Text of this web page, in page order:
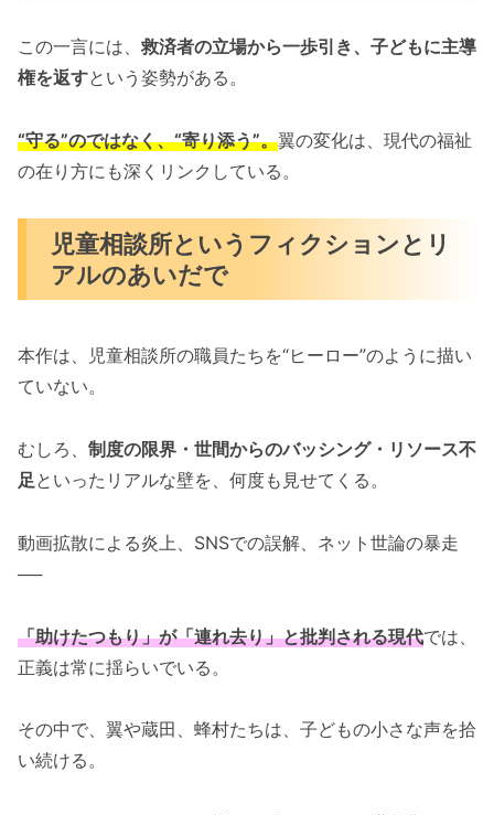
この一言には、救済者の立場から一歩引き、子どもに主導
権を返すという姿勢がある。
“守る”のではなく、“寄り添う”。翼の変化は、現代の福祉
の在り方にも深くリンクしている。
児童相談所というフィクションとリ
アルのあいだで
本作は、児童相談所の職員たちを“ヒーロー”のように描い
ていない。
むしろ、 制度の限界・世間からのバッシング・リソース不
足といったリアルな壁を、何度も見せてくる。
動画拡散による炎上、SNSでの誤解、ネット世論の暴走
──
「助けたつもり」が「連れ去り」と批判される現代では、
正義は常に揺らいでいる。
その中で、翼や蔵田、蜂村たちは、子どもの小さな声を拾
い続ける。